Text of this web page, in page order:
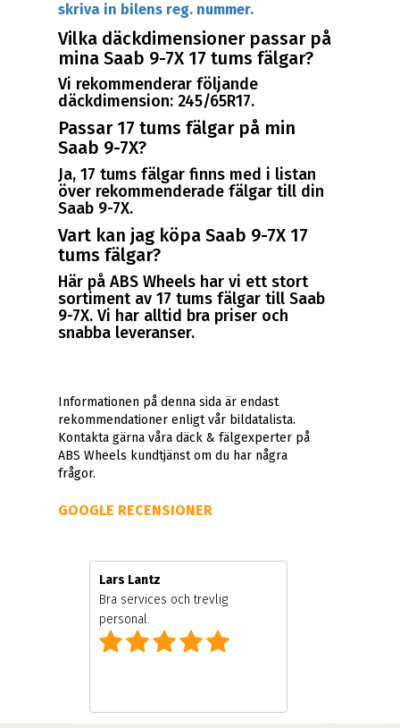
skriva in bilens reg. nummer.
Vilka däckdimensioner passar på
mina Saab 9-7X 17 tums fälgar?
Vi rekommenderar följande
däckdimension: 245/65R17.
Passar 17 tums fälgar på min
Saab 9-7X?
Ja, 17 tums fälgar finns med i listan
över rekommenderade fälgar till din
Saab 9-7X.
Vart kan jag köpa Saab 9-7X 17
tums fälgar?
Här på ABS Wheels har vi ett stort
sortiment av 17 tums fälgar till Saab
9-7X. Vi har alltid bra priser och
snabba leveranser.
Informationen på denna sida är endast
rekommendationer enligt vår bildatalista.
Kontakta gärna våra däck & fälgexperter på
ABS Wheels kundtjänst om du har några
frågor.
GOOGLE RECENSIONER
Lars Lantz
Bra services och trevlig
personal.